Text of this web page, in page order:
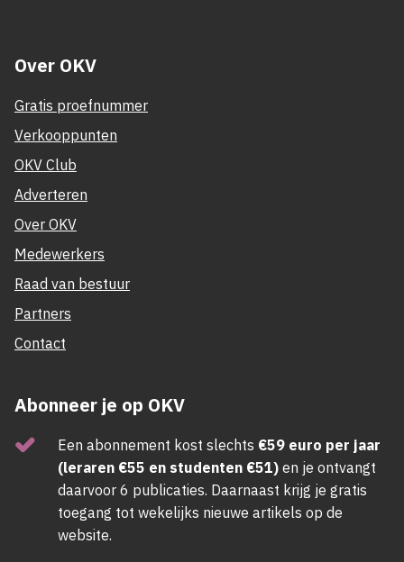
Over OKV
Gratis proefnummer
Verkooppunten
OKV Club
Adverteren
Over OKV
Medewerkers
Raad van bestuur
Partners
Contact
Abonneer je op OKV
Een abonnement kost slechts €59 euro per jaar
(leraren €55 en studenten €51) en je ontvangt
daarvoor 6 publicaties. Daarnaast krijg je gratis
toegang tot wekelijks nieuwe artikels op de
website.